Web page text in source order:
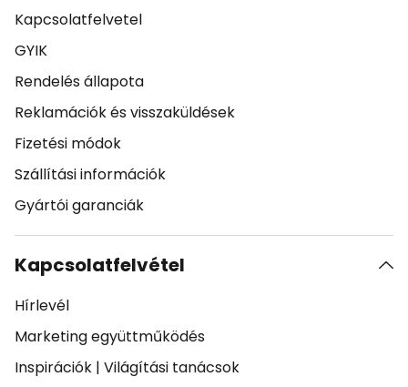
Kapcsolatfelvetel
GYIK
Rendelés állapota
Reklamációk és visszaküldések
Fizetési módok
Szállítási információk
Gyártói garanciák
Kapcsolatfelvétel
Hírlevél
Marketing együttműködés
Inspirációk | Világítási tanácsok